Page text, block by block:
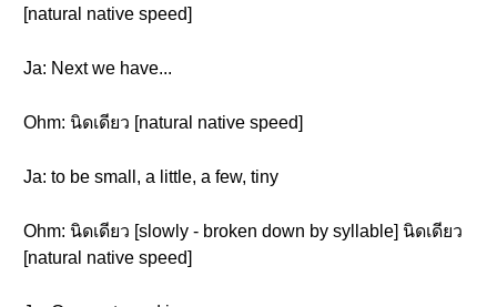
[natural native speed]
Ja: Next we have...
Ohm: นิดเดียว [natural native speed]
Ja: to be small, a little, a few, tiny
Ohm: นิดเดียว [slowly - broken down by syllable] นิดเดียว
[natural native speed]